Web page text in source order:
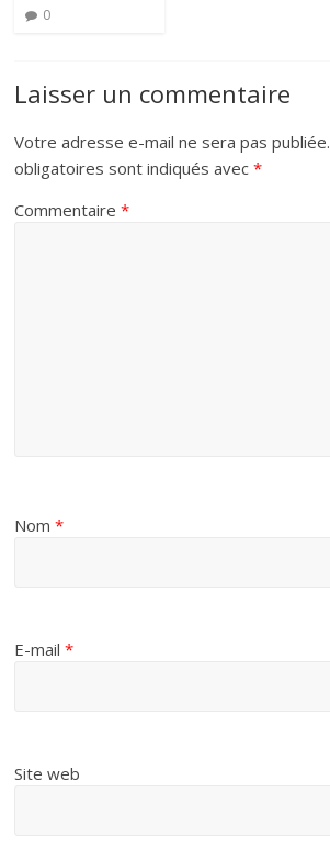
0
Laisser un commentaire
Votre adresse e-mail ne sera pas publiée.
obligatoires sont indiqués avec*
Commentaire*
Nom*
E-mail*
Site web